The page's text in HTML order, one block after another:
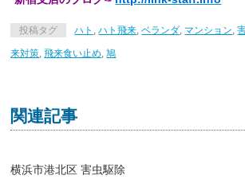
投稿タグ ハト ,ハト飛来,ベランダ, マンション,
来対策,飛来食い止め,鳩
関連記事
横浜市港北区 害虫駆除